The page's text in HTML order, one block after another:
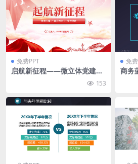
免费PPT
启航新征程——微立体党建工
153
免
商务